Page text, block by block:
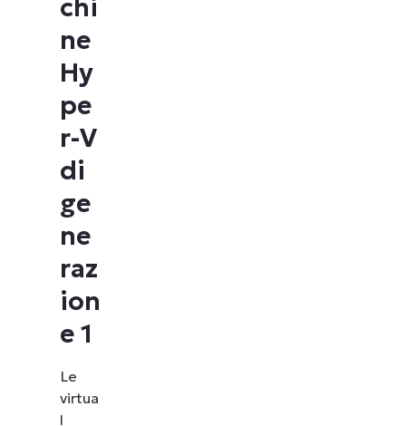
chi
ne
Hy
pe
r-V
di
ge
ne
raz
ion
e 1
Le
virtua
l